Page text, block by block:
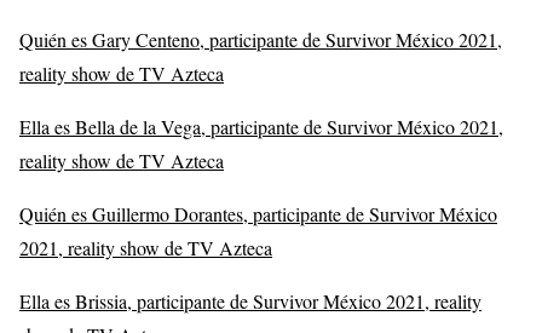
Quién es Gary Centeno, participante de Survivor México 2021,
reality show de TV Azteca
Ella es Bella de la Vega, participante de Survivor México 2021,
reality show de TV Azteca
Quién es Guillermo Dorantes, participante de Survivor México
2021, reality show de TV Azteca
Ella es Brissia, participante de Survivor México 2021, reality